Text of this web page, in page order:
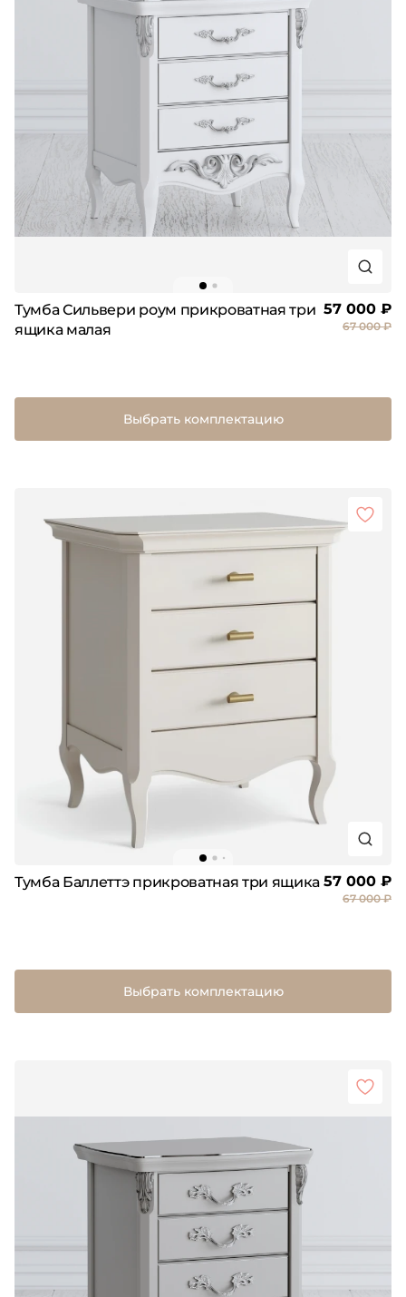
Тумба Сильвери роум прикроватная три
ящика малая
57 000 ₽
67 000 ₽
Выбрать комплектацию
Тумба Баллеттэ прикроватная три ящика 57 000 ₽
67 000 ₽
Выбрать комплектацию